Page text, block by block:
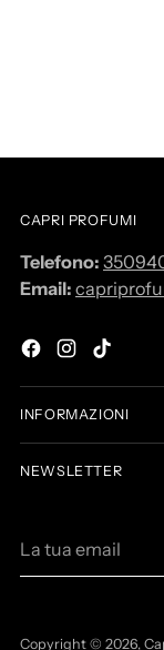
CAPRI PROFUMI
Telefono:
Email:
INFORMAZIONI
NEWSLETTER
a
a
Copyright © 2026,